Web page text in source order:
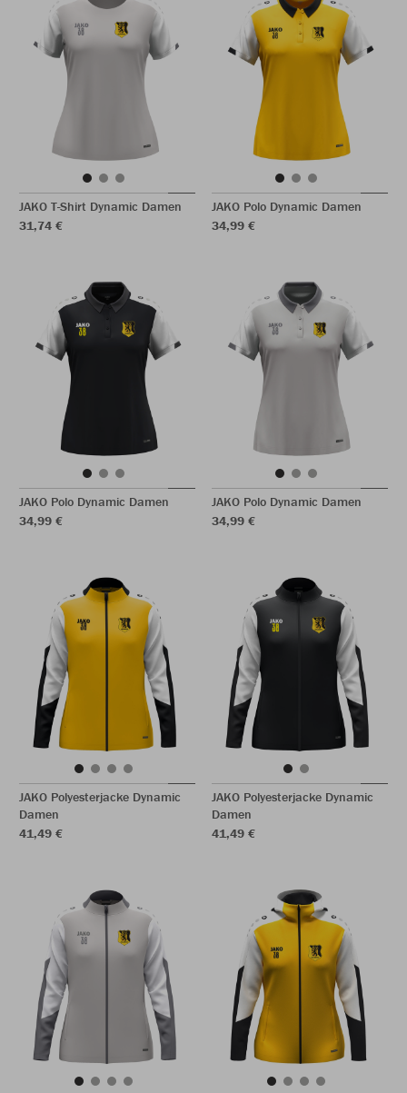
JAKO T-Shirt Dynamic Damen
31,74 €
JAKO Polo Dynamic Damen
34,99 €
JAKO Polo Dynamic Damen
34,99 €
JAKO Polo Dynamic Damen
34,99 €
JAKO Polyesterjacke Dynamic
Damen
41,49 €
JAKO Polyesterjacke Dynamic
Damen
41,49 €